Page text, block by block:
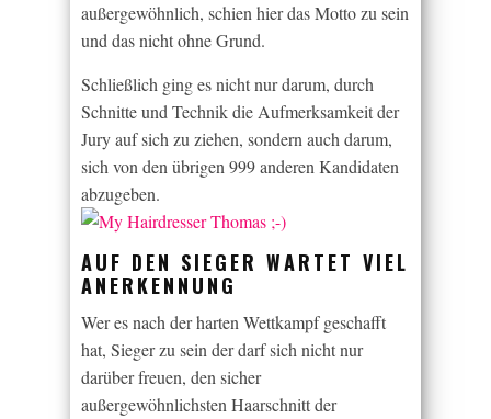
außergewöhnlich, schien hier das Motto zu sein
und das nicht ohne Grund.
Schließlich ging es nicht nur darum, durch
Schnitte und Technik die Aufmerksamkeit der
Jury auf sich zu ziehen, sondern auch darum,
sich von den übrigen 999 anderen Kandidaten
abzugeben.
AUF DEN SIEGER WARTET VIEL
ANERKENNUNG
Wer es nach der harten Wettkampf geschafft
hat, Sieger zu sein der darf sich nicht nur
darüber freuen, den sicher
außergewöhnlichsten Haarschnitt der